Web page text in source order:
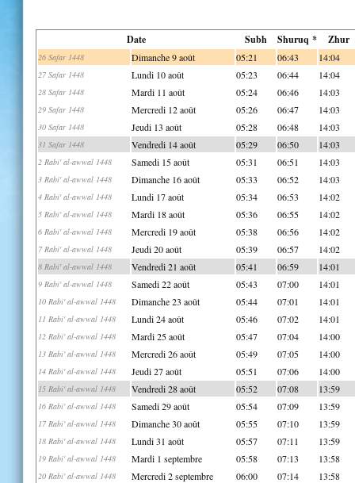
Date Subh Shuruq * Zhur
26 Safar 1448 Dimanche 9 août 05:21 06:43 14:04
27 Safar 1448 Lundi 10 août 05:23 06:44 14:04
28 Safar 1448 Mardi 11 août 05:24 06:46 14:03
29 Safar 1448 Mercredi 12 août 05:26 06:47 14:03
30 Safar 1448 Jeudi 13 août 05:28 06:48 14:03
31 Safar 1448 Vendredi 14 août 05:29 06:50 14:03
2 Rabi' al-awwal 1448 Samedi 15 août 05:31 06:51 14:03
3 Rabi' al-awwal 1448 Dimanche 16 août 05:33 06:52 14:03
4 Rabi' al-awwal 1448 Lundi 17 août 05:34 06:53 14:02
5 Rabi' al-awwal 1448 Mardi 18 août 05:36 06:55 14:02
6 Rabi' al-awwal 1448 Mercredi 19 août 05:38 06:56 14:02
7 Rabi' al-awwal 1448 Jeudi 20 août 05:39 06:57 14:02
8 Rabi' al-awwal 1448 Vendredi 21 août 05:41 06:59 14:01
9 Rabi' al-awwal 1448 Samedi 22 août 05:43 07:00 14:01
10 Rabi' al-awwal 1448 Dimanche 23 août 05:44 07:01 14:01
11 Rabi' al-awwal 1448 Lundi 24 août 05:46 07:02 14:01
12 Rabi' al-awwal 1448 Mardi 25 août 05:47 07:04 14:00
13 Rabi' al-awwal 1448 Mercredi 26 août 05:49 07:05 14:00
14 Rabi' al-awwal 1448 Jeudi 27 août 05:51 07:06 14:00
15 Rabi' al-awwal 1448 Vendredi 28 août 05:52 07:08 13:59
16 Rabi' al-awwal 1448 Samedi 29 août 05:54 07:09 13:59
17 Rabi' al-awwal 1448 Dimanche 30 août 05:55 07:10 13:59
18 Rabi' al-awwal 1448 Lundi 31 août 05:57 07:11 13:59
19 Rabi' al-awwal 1448 Mardi 1 septembre 05:58 07:13 13:58
20 Rabi' al-awwal 1448 Mercredi 2 septembre 06:00 07:14 13:58